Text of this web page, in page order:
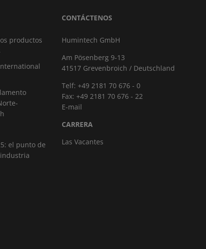
productos
el punto de
CONTÁCTENOS
Humintech GmbH
Am Pösenberg 9-13
41517 Grevenbroich / Deutschland
Telf: +49 2181 70 676 - 0
Fax: +49 2181 70 676 - 22
E-mail
CARRERA
Las Vacantes